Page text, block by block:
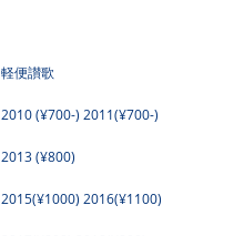
軽便讃歌
2010 (¥700-) 2011(¥700-)
2013 (¥800)
2015(¥1000) 2016(¥1100)